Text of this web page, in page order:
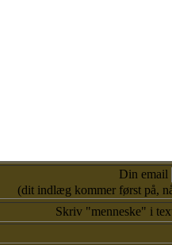
Din email
(dit indlæg kommer først på,
Skriv "menneske" i